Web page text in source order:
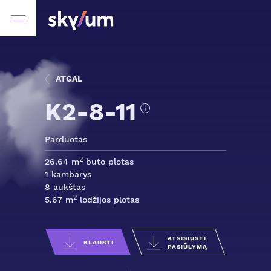
ATGAL
K2-8-11
Parduotas
26.64 m2 buto plotas
1 kambarys
8 aukštas
5.67 m2 lodžijos plotas
KLAUSTI
ATSISIŲSTI
PASIŪLYMĄ